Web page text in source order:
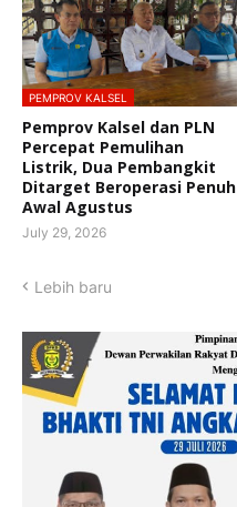
PEMPROV KALSEL
Pemprov Kalsel dan PLN
Percepat Pemulihan
Listrik, Dua Pembangkit
Ditarget Beroperasi Penuh
Awal Agustus
July 29, 2026
Lebih baru